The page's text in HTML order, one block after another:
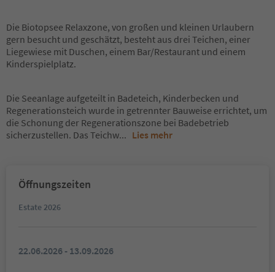
Die Biotopsee Relaxzone, von großen und kleinen Urlaubern
gern besucht und geschätzt, besteht aus drei Teichen, einer
Liegewiese mit Duschen, einem Bar/Restaurant und einem
Kinderspielplatz.
Die Seeanlage aufgeteilt in Badeteich, Kinderbecken und
Regenerationsteich wurde in getrennter Bauweise errichtet, um
die Schonung der Regenerationszone bei Badebetrieb
sicherzustellen. Das Teichw... Lies mehr
Öffnungszeiten
Estate 2026
22.06.2026 - 13.09.2026